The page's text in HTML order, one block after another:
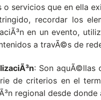
servicios que en ella
recordar los
en un evento,
a travÃ©s de
: Son aquÃ©llas
de criterios en el
regional desde